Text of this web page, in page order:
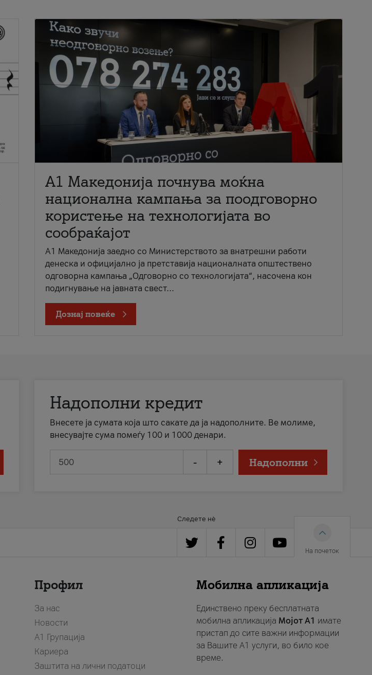
A1 Македонија почнува моќна
национална кампања за поодговорно
користење на технологијата во
сообраќајот
A1 Македонија заедно со Министерството за внатрешни работи
денеска и официјално ја претставија националната општествено
одговорна кампања „Одговорно со технологијата“, насочена кон
подигнување на јавната свест...
Дознај повеќе
Надополни кредит
Внесете ја сумата која што сакате да ја надополните. Ве молиме,
внесувајте сума помеѓу 100 и 1000 денари.
- + Надополни
Следете нè
На почеток
Профил
За нас
Новости
А1 Групација
Кариера
Заштита на лични податоци
Мобилна апликација
Единствено преку бесплатната
мобилна апликација Мојот A1 имате
пристап до сите важни информации
за Вашите A1 услуги, во било кое
време.